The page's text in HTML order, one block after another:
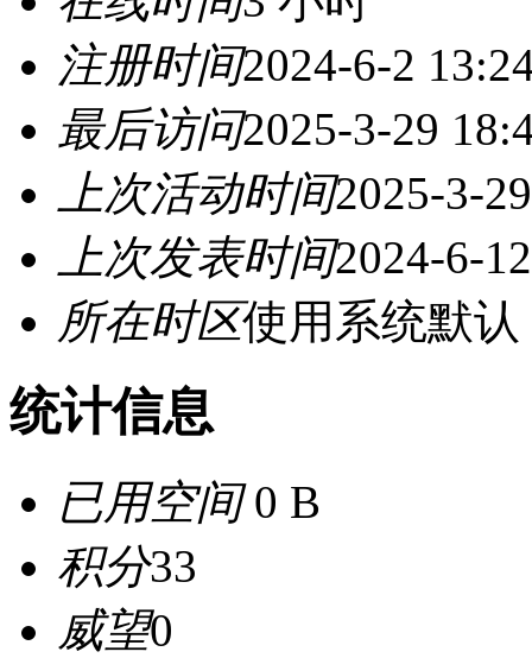
注册时间2024-6-2
最后访问2025-3-29
上次活动时间2025-3-
上次发表时间2024-6-
所在时区使用系统默认
统计信息
已用空间0 B
积分33
威望0